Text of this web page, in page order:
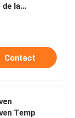
la
de la veste
Contact
Temp